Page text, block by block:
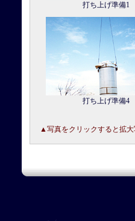
打ち上げ準備1
打ち上げ準備4
▲写真をクリックすると拡